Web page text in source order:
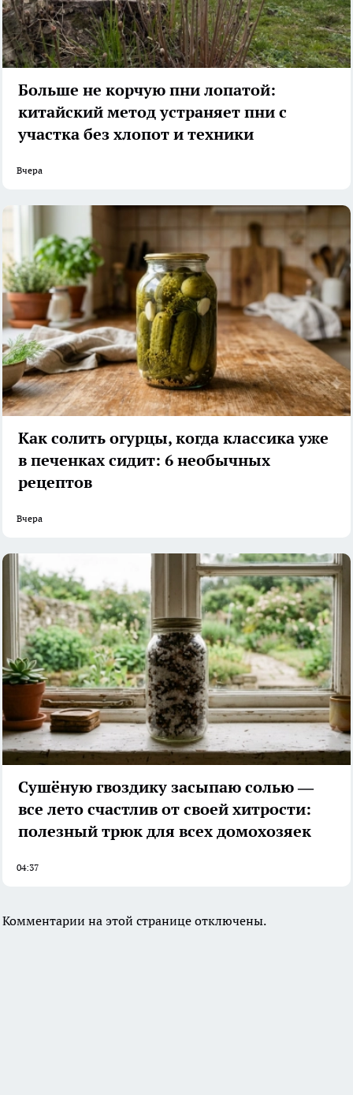
Больше не корчую пни лопатой:
китайский метод устраняет пни с
участка без хлопот и техники
Вчера
Как солить огурцы, когда классика уже
в печенках сидит: 6 необычных
рецептов
Вчера
Сушёную гвоздику засыпаю солью —
все лето счастлив от своей хитрости:
полезный трюк для всех домохозяек
04:37
Комментарии на этой странице отключены.